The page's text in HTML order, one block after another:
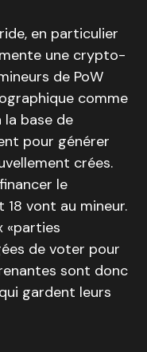
en particulier
une crypto-
de PoW
comme
la base de
pour générer
crées.
le
vont au mineur.
«parties
de voter pour
sont donc
gardent leurs